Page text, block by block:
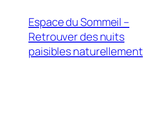
contenu
Espace du Sommeil –
Retrouver des nuits
paisibles naturellement